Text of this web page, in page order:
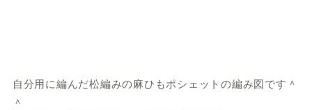
自分用に編んだ松編みの麻ひもポシェットの編み図です＾
＾